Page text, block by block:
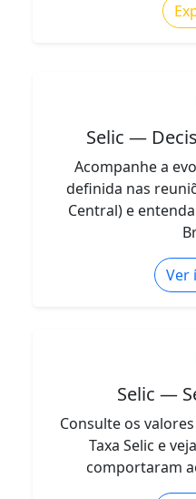
Selic —
Acompanhe a
definida nas
Central) e
Ver
Selic —
Consulte os
Taxa Selic e
comportaram